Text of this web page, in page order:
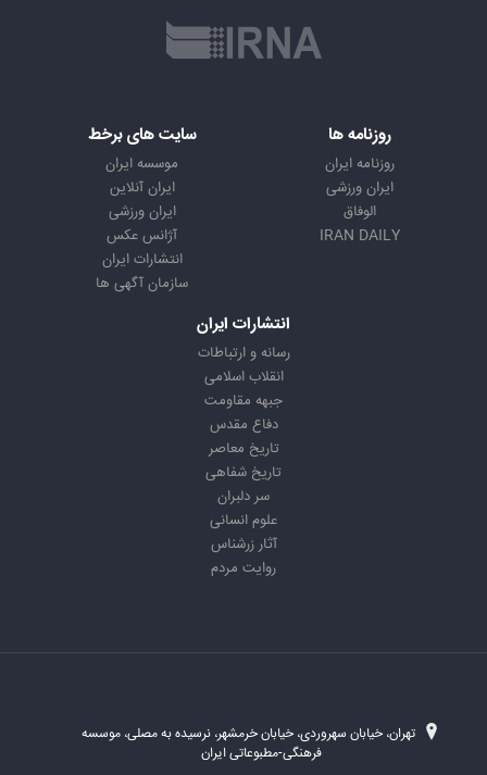
روزنامه ها
روزنامه ایران
ایران ورزشی
الوفاق
IRAN DAILY
سایت های برخط
موسسه ایران
ایران آنلاین
ایران ورزشی
آژانس عکس
انتشارات ایران
سازمان آگهی ها
انتشارات ایران
رسانه و ارتباطات
انقلاب اسلامی
جبهه مقاومت
دفاع مقدس
تاریخ معاصر
تاریخ شفاهی
سر دلبران
علوم انسانی
آثار زرشناس
روایت مردم
تهران، خیابان سهروردی، خیابان خرمشهر، نرسیده به مصلی، موسسه
فرهنگی-مطبوعاتی ایران